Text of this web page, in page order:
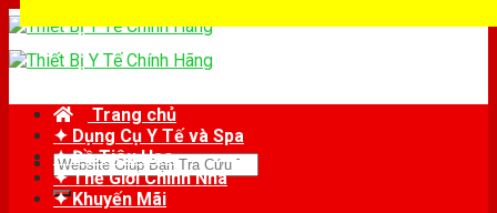
Skip
to
content
Tìm
kiếm:
Trang chủ
✦ Dụng Cụ Y Tế và Spa
✦ Đồ Tiêu Hao
✦ Thế Giới Chỉnh Nha
✦ Khuyến Mãi